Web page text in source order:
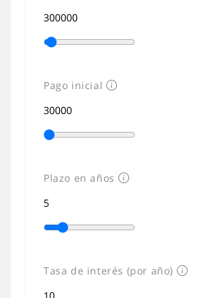
Pago inicial
Plazo en años
Tasa de interés (por año)